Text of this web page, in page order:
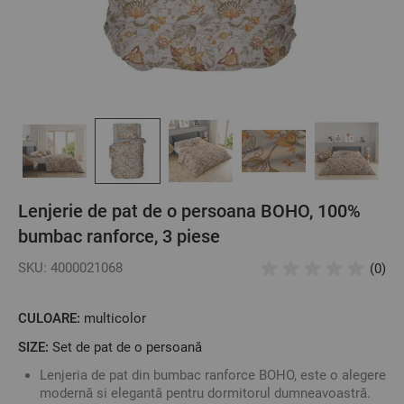
Lenjerie de pat de o persoana BOHO, 100%
bumbac ranforce, 3 piese
SKU: 4000021068 (0)
CULOARE: multicolor
SIZE: Set de pat de o persoană
Lenjeria de pat din bumbac ranforce BOHO, este o alegere
modernă si elegantă pentru dormitorul dumneavoastră.